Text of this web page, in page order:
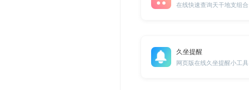
在线快速查询天干地支组合
久坐提醒
网页版在线久坐提醒小工具